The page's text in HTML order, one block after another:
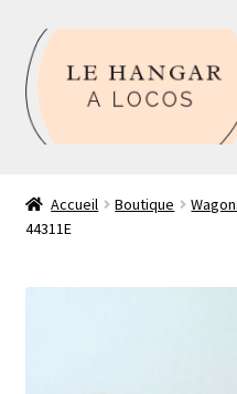
Aller
à
la
navigation
Aller
au
contenu
Boutique
Mon compte
Accueil Boutique
44311E